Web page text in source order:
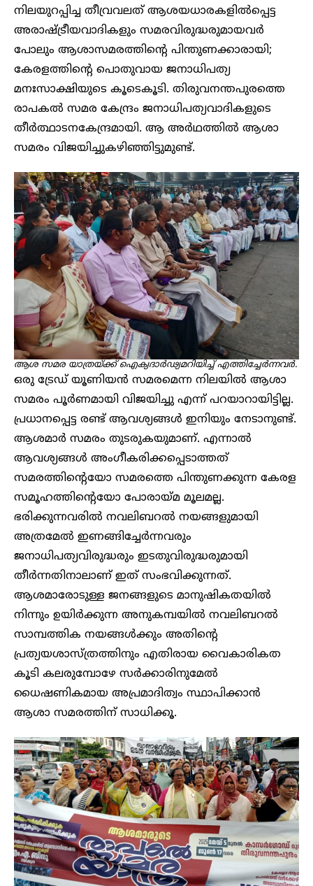
നിലയുറപ്പിച്ച തീവ്രവലത് ആശയധാരകളിൽപ്പെട്ട
അരാഷ്ട്രീയവാദികളും സമരവിരുദ്ധരുമായവർ
പോലും ആശാസമരത്തിൻ്റെ പിന്തുണക്കാരായി;
കേരളത്തിൻ്റെ പൊതുവായ ജനാധിപത്യ
മനഃസാക്ഷിയുടെ കൂടെകൂടി. തിരുവനന്തപുരത്തെ
രാപകൽ സമര കേന്ദ്രം ജനാധിപത്യവാദികളുടെ
തീർത്ഥാടനകേന്ദ്രമായി. ആ അർഥത്തിൽ ആശാ
സമരം വിജയിച്ചുകഴിഞ്ഞിട്ടുമുണ്ട്.
ആശ സമര യാത്രയ്ക്ക് ഐക്യദാർഢ്യമറിയിച്ച് എത്തിച്ചേർന്നവർ.
ഒരു ട്രേഡ് യൂണിയൻ സമരമെന്ന നിലയിൽ ആശാ
സമരം പൂർണമായി വിജയിച്ചു എന്ന് പറയാറായിട്ടില്ല.
പ്രധാനപ്പെട്ട രണ്ട് ആവശ്യങ്ങൾ ഇനിയും നേടാനുണ്ട്.
ആശമാർ സമരം തുടരുകയുമാണ്. എന്നാൽ
ആവശ്യങ്ങൾ അംഗീകരിക്കപ്പെടാത്തത്
സമരത്തിൻ്റെയോ സമരത്തെ പിന്തുണക്കുന്ന കേരള
സമൂഹത്തിൻ്റെയോ പോരായ്മ മൂലമല്ല.
ഭരിക്കുന്നവരിൽ നവലിബറൽ നയങ്ങളുമായി
അത്രമേൽ ഇണങ്ങിച്ചേർന്നവരും
ജനാധിപത്യവിരുദ്ധരും ഇടതുവിരുദ്ധരുമായി
തീർന്നതിനാലാണ് ഇത് സംഭവിക്കുന്നത്.
ആശമാരോടുള്ള ജനങ്ങളുടെ മാനുഷികതയിൽ
നിന്നും ഉയിർക്കുന്ന അനുകമ്പയിൽ നവലിബറൽ
സാമ്പത്തിക നയങ്ങൾക്കും അതിൻ്റെ
പ്രത്യയശാസ്ത്രത്തിനും എതിരായ വൈകാരികത
കൂടി കലരുമ്പോഴേ സർക്കാരിനുമേൽ
ധൈഷണികമായ അപ്രമാദിത്വം സ്ഥാപിക്കാൻ
ആശാ സമരത്തിന് സാധിക്കൂ.